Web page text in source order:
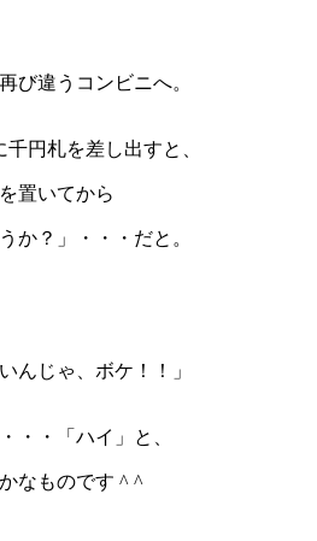
び違うコンビニへ。
円札を差し出すと、
置いてから
か？」・・・だと。
んじゃ、ボケ！！」
・・「ハイ」と、
なものです ^ ^